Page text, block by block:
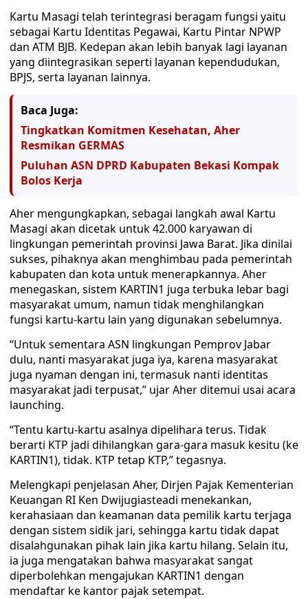
Kartu Masagi telah terintegrasi beragam fungsi yaitu
sebagai Kartu Identitas Pegawai, Kartu Pintar NPWP
dan ATM BJB. Kedepan akan lebih banyak lagi layanan
yang diintegrasikan seperti layanan kependudukan,
BPJS, serta layanan lainnya.
Baca Juga:
Tingkatkan Komitmen Kesehatan, Aher
Resmikan GERMAS
Puluhan ASN DPRD Kabupaten Bekasi Kompak
Bolos Kerja
Aher mengungkapkan, sebagai langkah awal Kartu
Masagi akan dicetak untuk 42.000 karyawan di
lingkungan pemerintah provinsi Jawa Barat. Jika dinilai
sukses, pihaknya akan menghimbau pada pemerintah
kabupaten dan kota untuk menerapkannya. Aher
menegaskan, sistem KARTIN1 juga terbuka lebar bagi
masyarakat umum, namun tidak menghilangkan
fungsi kartu-kartu lain yang digunakan sebelumnya.
“Untuk sementara ASN lingkungan Pemprov Jabar
dulu, nanti masyarakat juga iya, karena masyarakat
juga nyaman dengan ini, termasuk nanti identitas
masyarakat jadi terpusat,” ujar Aher ditemui usai acara
launching.
“Tentu kartu-kartu asalnya dipelihara terus. Tidak
berarti KTP jadi dihilangkan gara-gara masuk kesitu (ke
KARTIN1), tidak. KTP tetap KTP,” tegasnya.
Melengkapi penjelasan Aher, Dirjen Pajak Kementerian
Keuangan RI Ken Dwijugiasteadi menekankan,
kerahasiaan dan keamanan data pemilik kartu terjaga
dengan sistem sidik jari, sehingga kartu tidak dapat
disalahgunakan pihak lain jika kartu hilang. Selain itu,
ia juga mengatakan bahwa masyarakat sangat
diperbolehkan mengajukan KARTIN1 dengan
mendaftar ke kantor pajak setempat.